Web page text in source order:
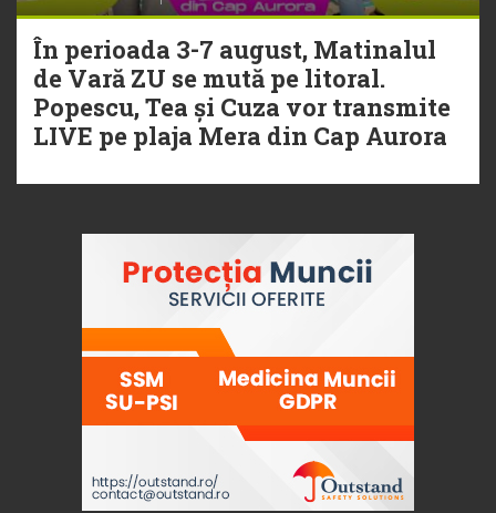
În perioada 3-7 august, Matinalul
de Vară ZU se mută pe litoral.
Popescu, Tea și Cuza vor transmite
LIVE pe plaja Mera din Cap Aurora